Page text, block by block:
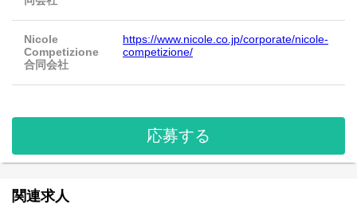
Nicole
Competizione
合同会社
https://www.nicole.co.jp/corporate/nicole-
competizione/
応募する
関連求人